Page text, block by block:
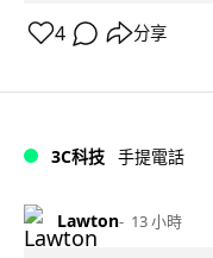
4 分享
3C科技 手提電話
Lawton 13 小時